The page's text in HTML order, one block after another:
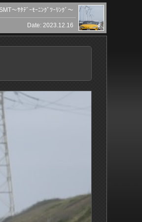
〜ｻﾀﾃﾞｰﾓｰﾆﾝｸﾞﾂｰﾘﾝｸﾞ〜
Date: 2023.12.16